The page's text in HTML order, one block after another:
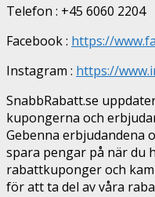
Telefon : +45 6060 2204
Facebook : https://
Instagram : https://
SnabbRabatt.se
kupongerna och
Gebenna erbjudandena
spara pengar på när du
rabattkuponger och
för att ta del av våra